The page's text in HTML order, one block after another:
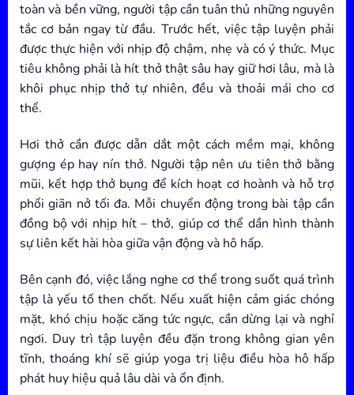
toàn và bền vững, người tập cần tuân thủ những nguyên
tắc cơ bản ngay từ đầu. Trước hết, việc tập luyện phải
được thực hiện với nhịp độ chậm, nhẹ và có ý thức. Mục
tiêu không phải là hít thở thật sâu hay giữ hơi lâu, mà là
khôi phục nhịp thở tự nhiên, đều và thoải mái cho cơ
thể.
Hơi thở cần được dẫn dắt một cách mềm mại, không
gượng ép hay nín thở. Người tập nên ưu tiên thở bằng
mũi, kết hợp thở bụng để kích hoạt cơ hoành và hỗ trợ
phổi giãn nở tối đa. Mỗi chuyển động trong bài tập cần
đồng bộ với nhịp hít – thở, giúp cơ thể dần hình thành
sự liên kết hài hòa giữa vận động và hô hấp.
Bên cạnh đó, việc lắng nghe cơ thể trong suốt quá trình
tập là yếu tố then chốt. Nếu xuất hiện cảm giác chóng
mặt, khó chịu hoặc căng tức ngực, cần dừng lại và nghỉ
ngơi. Duy trì tập luyện đều đặn trong không gian yên
tĩnh, thoáng khí sẽ giúp yoga trị liệu điều hòa hô hấp
phát huy hiệu quả lâu dài và ổn định.